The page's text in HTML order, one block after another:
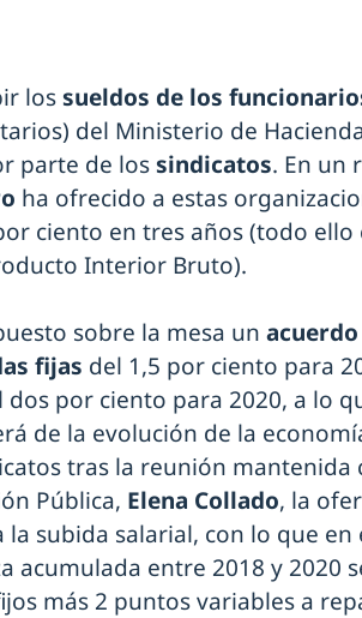
lossueldos de los
del Ministerio de
parte de lossindicatos. En un
ha ofrecido a estas
ciento en tres años (todo ello
Interior Bruto).
sobre la mesa un acuerdo
fijas del 1,5 por ciento para
por ciento para 2020, a lo
de la evolución de la
tras la reunión mantenida
Pública, Elena Collado, la
subida salarial, con lo que en
acumulada entre 2018 y 2020
más 2 puntos variables a